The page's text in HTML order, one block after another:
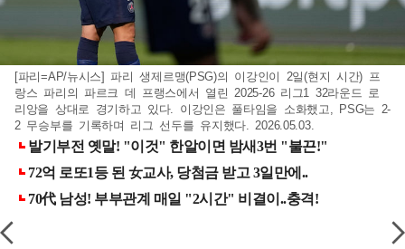
[파리=AP/뉴시스] 파리 생제르맹(PSG)의 이강인이 2일(현지 시간) 프
랑스 파리의 파르크 데 프랭스에서 열린 2025-26 리그1 32라운드 로
리앙을 상대로 경기하고 있다. 이강인은 풀타임을 소화했고, PSG는 2-
2 무승부를 기록하며 리그 선두를 유지했다. 2026.05.03.